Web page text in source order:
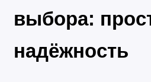
выбора:
надёжность